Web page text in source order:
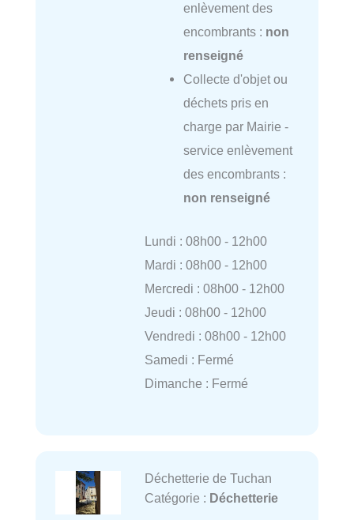
enlèvement des
encombrants : non
renseigné
Collecte d'objet ou
déchets pris en
charge par Mairie -
service enlèvement
des encombrants :
non renseigné
Lundi : 08h00 - 12h00
Mardi : 08h00 - 12h00
Mercredi : 08h00 - 12h00
Jeudi : 08h00 - 12h00
Vendredi : 08h00 - 12h00
Samedi : Fermé
Dimanche : Fermé
Déchetterie de Tuchan
Catégorie : Déchetterie